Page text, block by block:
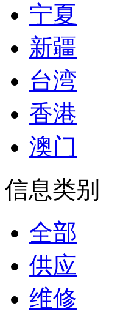
宁夏
新疆
台湾
香港
澳门
信息类别
全部
供应
维修